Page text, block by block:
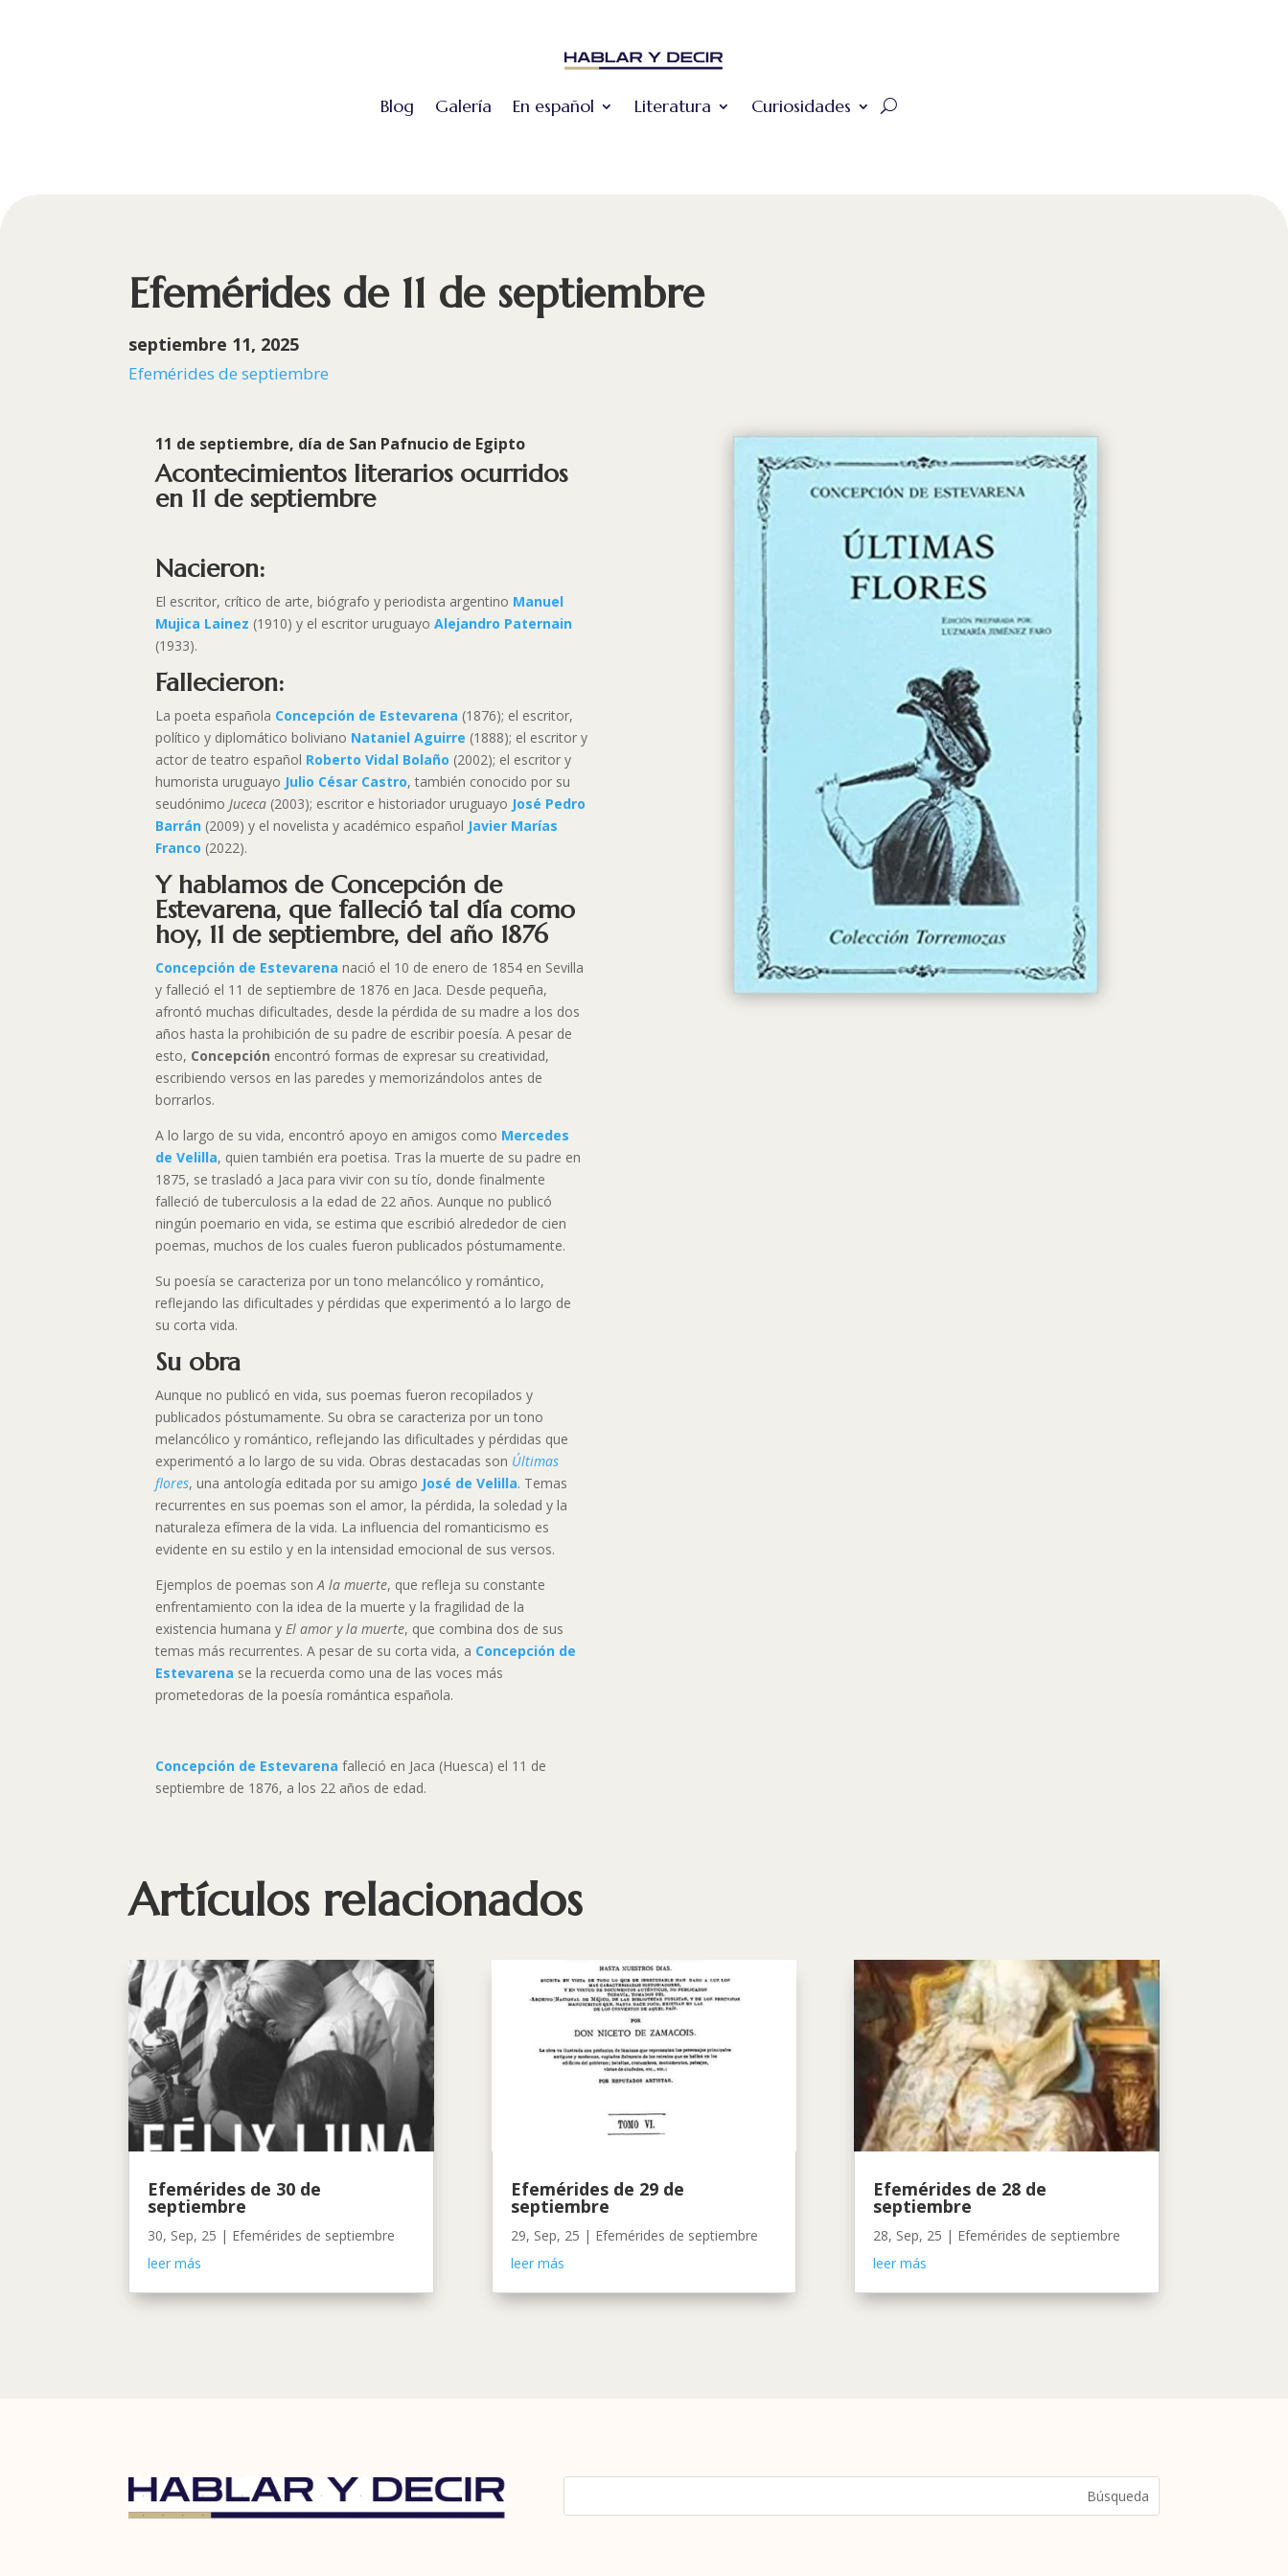
Blog Galería En español Literatura Curiosidades
Efemérides de 11 de septiembre
septiembre 11, 2025
Efemérides de septiembre
11 de septiembre, día de San Pafnucio de Egipto
Acontecimientos literarios ocurridos
en 11 de septiembre
Nacieron:
El escritor, crítico de arte, biógrafo y periodista argentino Manuel
Mujica Lainez (1910) y el escritor uruguayoAlejandro Paternain
(1933).
Fallecieron:
La poeta española Concepción de Estevarena (1876); el escritor,
político y diplomático boliviano Nataniel Aguirre (1888); el escritor y
actor de teatro español Roberto Vidal Bolaño (2002); el escritor y
humorista uruguayo Julio César Castro, también conocido por su
seudónimoJuceca (2003); escritor e historiador uruguayo José Pedro
Barrán (2009) y el novelista y académico español Javier Marías
Franco (2022).
Y hablamos de Concepción de
Estevarena, que falleció tal día como
hoy, 11 de septiembre, del año 1876
Concepción de Estevarena nació el 10 de enero de 1854 en Sevilla
y falleció el 11 de septiembre de 1876 en Jaca. Desde pequeña,
afrontó muchas dificultades, desde la pérdida de su madre a los dos
años hasta la prohibición de su padre de escribir poesía. A pesar de
esto, Concepción encontró formas de expresar su creatividad,
escribiendo versos en las paredes y memorizándolos antes de
borrarlos.
A lo largo de su vida, encontró apoyo en amigos como Mercedes
de Velilla, quien también era poetisa. Tras la muerte de su padre en
1875, se trasladó a Jaca para vivir con su tío, donde finalmente
falleció de tuberculosis a la edad de 22 años. Aunque no publicó
ningún poemario en vida, se estima que escribió alrededor de cien
poemas, muchos de los cuales fueron publicados póstumamente.
Su poesía se caracteriza por un tono melancólico y romántico,
reflejando las dificultades y pérdidas que experimentó a lo largo de
su corta vida.
Su obra
Aunque no publicó en vida, sus poemas fueron recopilados y
publicados póstumamente. Su obra se caracteriza por un tono
melancólico y romántico, reflejando las dificultades y pérdidas que
experimentó a lo largo de su vida. Obras destacadas son Últimas
flores, una antología editada por su amigo José de Velilla. Temas
recurrentes en sus poemas son el amor, la pérdida, la soledad y la
naturaleza efímera de la vida. La influencia del romanticismo es
evidente en su estilo y en la intensidad emocional de sus versos.
Ejemplos de poemas sonA la muerte, que refleja su constante
enfrentamiento con la idea de la muerte y la fragilidad de la
existencia humana yEl amor y la muerte, que combina dos de sus
temas más recurrentes. A pesar de su corta vida, a Concepción de
Estevarena se la recuerda como una de las voces más
prometedoras de la poesía romántica española.
Concepción de Estevarena falleció en Jaca (Huesca) el 11 de
septiembre de 1876, a los 22 años de edad.
Artículos relacionados
Efemérides de 30 de
septiembre
30, Sep, 25 | Efemérides de septiembre
leer más
Efemérides de 29 de
septiembre
29, Sep, 25 | Efemérides de septiembre
leer más
Efemérides de 28 de
septiembre
28, Sep, 25 | Efemérides de septiembre
leer más